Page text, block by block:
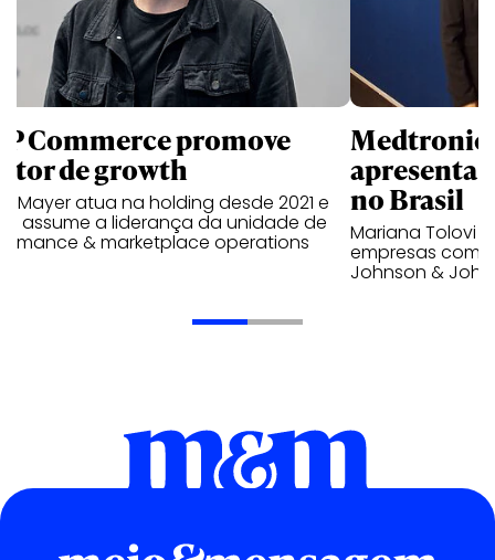
Commerce promove
de growth
Mayer atua na holding desde 2021 e
assume a liderança da unidade de
& marketplace operations
Medtronic
apresenta
no Brasil
Mariana Tolovi
empresas
Johnson &